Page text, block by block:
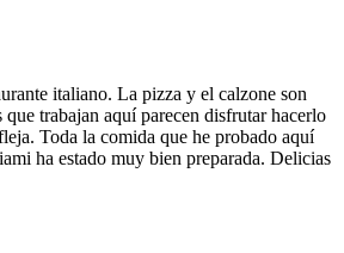
italiano. La pizza y el calzone son
que trabajan aquí parecen disfrutar hacerlo
Toda la comida que he probado aquí
ha estado muy bien preparada. Delicias